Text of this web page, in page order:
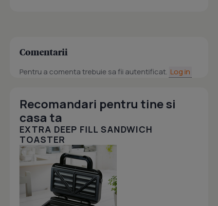
Comentarii
Pentru a comenta trebuie sa fii autentificat. Log in
Recomandari pentru tine si
casa ta
EXTRA DEEP FILL SANDWICH
TOASTER